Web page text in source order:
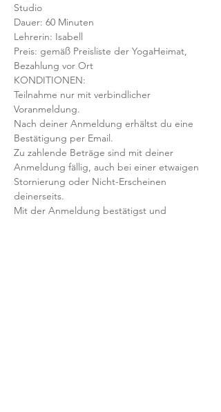
Studio
Dauer: 60 Minuten
Lehrerin: Isabell
Preis: gemäß Preisliste der YogaHeimat,
Bezahlung vor Ort
KONDITIONEN:
Teilnahme nur mit verbindlicher
Voranmeldung.
Nach deiner Anmeldung erhältst du eine
Bestätigung per Email.
Zu zahlende Beträge sind mit deiner
Anmeldung fällig, auch bei einer etwaigen
Stornierung oder Nicht-Erscheinen
deinerseits.
Mit der Anmeldung bestätigst und